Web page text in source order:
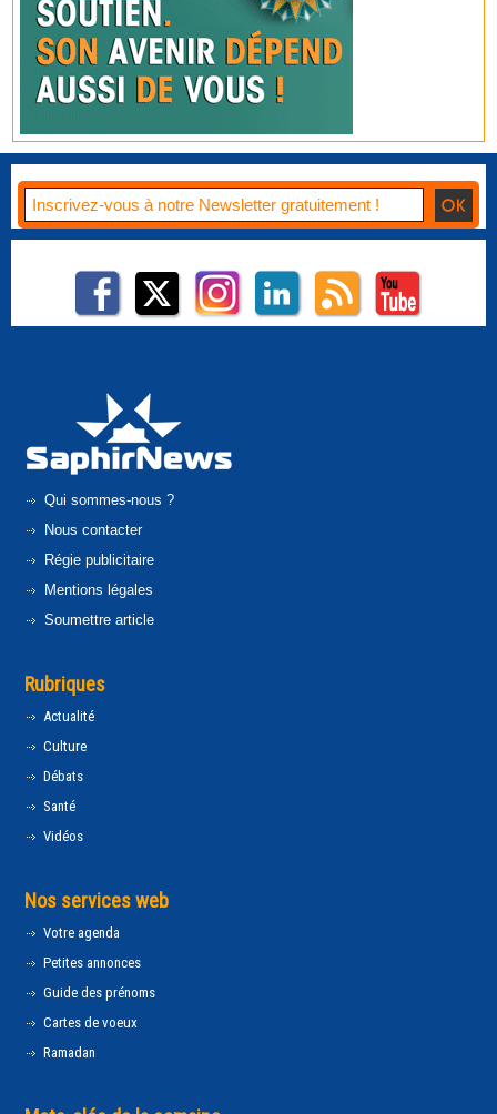
Qui sommes-nous ?
Nous contacter
Régie publicitaire
Mentions légales
Soumettre article
Rubriques
Actualité
Culture
Débats
Santé
Vidéos
Nos services web
Votre agenda
Petites annonces
Guide des prénoms
Cartes de voeux
Ramadan